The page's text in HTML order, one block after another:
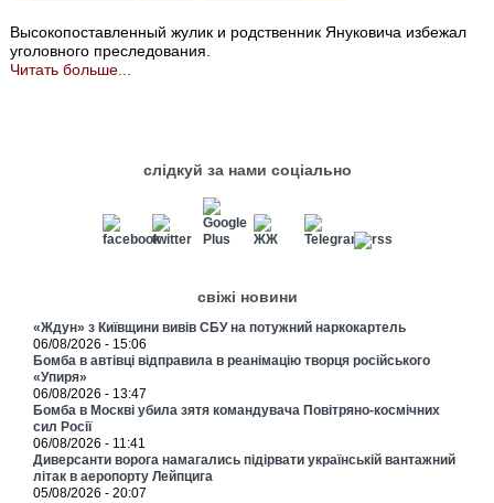
Высокопоставленный жулик и родственник Януковича избежал
уголовного преследования.
Читать больше...
слідкуй за нами соціально
свіжі новини
«Ждун» з Київщини вивів СБУ на потужний наркокартель
06/08/2026 - 15:06
Бомба в автівці відправила в реанімацію творця російського
«Упиря»
06/08/2026 - 13:47
Бомба в Москві убила зятя командувача Повітряно-космічних
сил Росії
06/08/2026 - 11:41
Диверсанти ворога намагались підірвати українській вантажний
літак в аеропорту Лейпцига
05/08/2026 - 20:07